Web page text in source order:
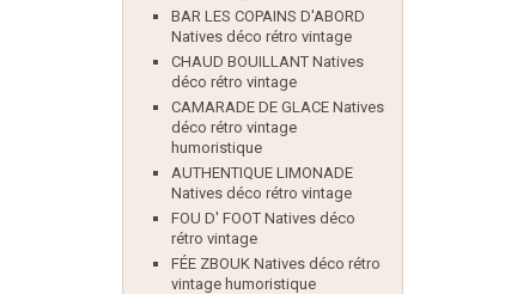
BAR LES COPAINS D'ABORD
Natives déco rétro vintage
CHAUD BOUILLANT Natives
déco rétro vintage
CAMARADE DE GLACE Natives
déco rétro vintage
humoristique
AUTHENTIQUE LIMONADE
Natives déco rétro vintage
FOU D' FOOT Natives déco
rétro vintage
FÉE ZBOUK Natives déco rétro
vintage humoristique